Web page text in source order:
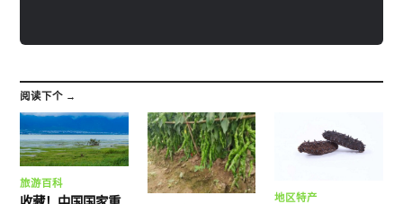
阅读下个 →
旅游百科
地区特产